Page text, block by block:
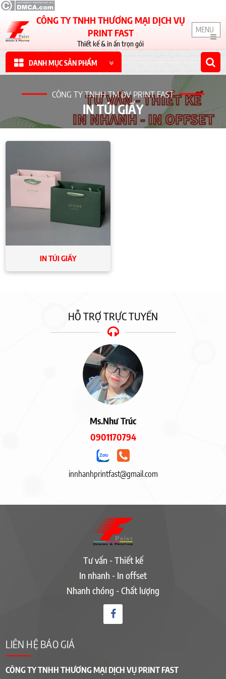
CÔNG TY TNHH THƯƠNG MẠI DỊCH VỤ
PRINT FAST
Thiết kế & in ấn trọn gói
MENU
DANH MỤC SẢN PHẨM
CÔNG TY TNHH TM DV PRINT FAST
IN TÚI GIẤY
IN TÚI GIẤY
HỖ TRỢ TRỰC TUYẾN
Ms.Như Trúc
0901170794
innhanhprintfast@gmail.com
Tư vấn - Thiết kế
In nhanh - In offset
Nhanh chóng - Chất lượng
LIÊN HỆ BÁO GIÁ
CÔNG TY TNHH THƯƠNG MẠI DỊCH VỤ PRINT FAST